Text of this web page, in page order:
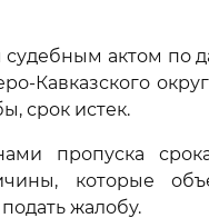
актом по
Кавказского
срок истек.
пропуска
которые
жалобу.